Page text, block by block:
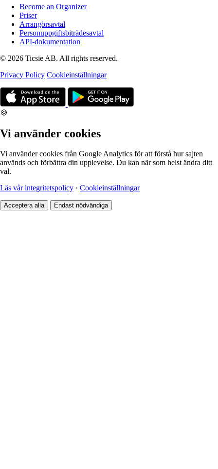
Become an Organizer
Priser
Arrangörsavtal
Personuppgiftsbiträdesavtal
API-dokumentation
© 2026 Ticsie AB. All rights reserved.
Privacy Policy Cookieinställningar
🍪
Vi använder cookies
Vi använder cookies från Google Analytics för att förstå hur sajten
används och förbättra din upplevelse. Du kan när som helst ändra ditt
val.
Läs vår integritetspolicy · Cookieinställningar
Acceptera alla Endast nödvändiga